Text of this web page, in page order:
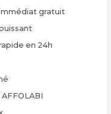
gratuit
en 24h